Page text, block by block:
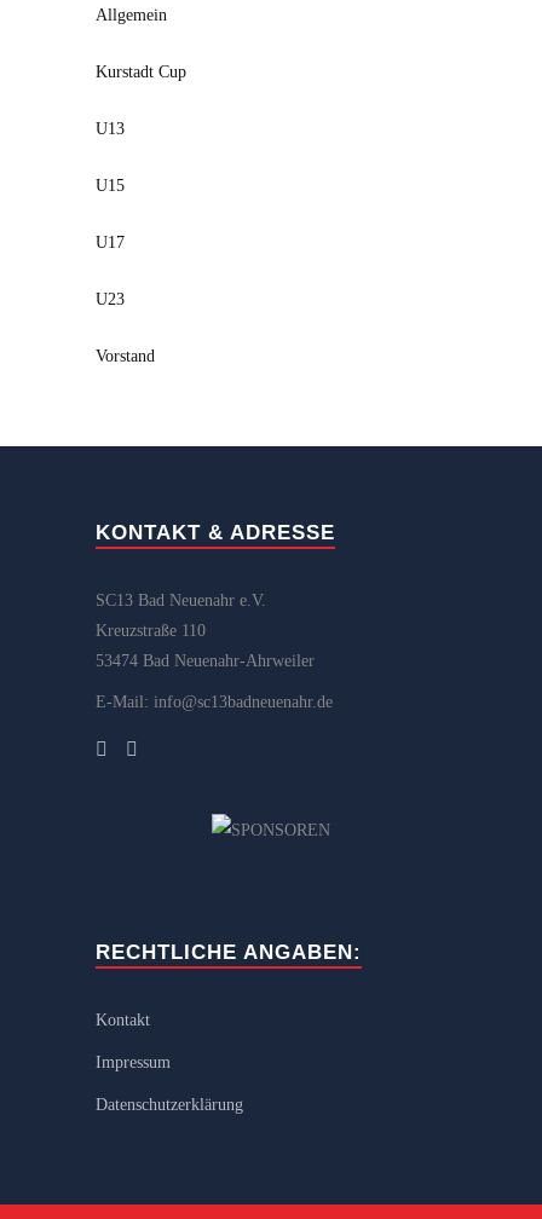
Allgemein
Kurstadt Cup
U13
U15
U17
U23
Vorstand
KONTAKT & ADRESSE
SC13 Bad Neuenahr e.V.
Kreuzstraße 110
53474 Bad Neuenahr-Ahrweiler
E-Mail: info@sc13badneuenahr.de
RECHTLICHE ANGABEN:
Kontakt
Impressum
Datenschutzerklärung